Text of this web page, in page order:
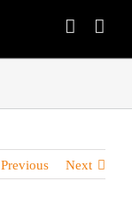
Previous Next